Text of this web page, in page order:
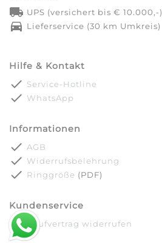
local_shipping UPS (versichert bis € 10.000,-)
directions_car Lieferservice (30 km Umkreis)
Hilfe & Kontakt
done Service-Hotline
done WhatsApp
Informationen
done AGB
done Widerrufsbelehrung
done Ringgröße (PDF)
Kundenservice
done Kaufvertrag widerrufen